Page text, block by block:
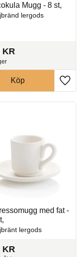
Mugg - 8 st,
lergods
KR
Lägg
Köp
med fat -
lergods
KR